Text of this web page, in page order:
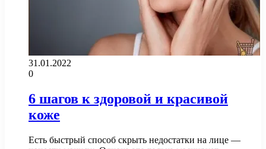
31.01.2022
0
6 шагов к здоровой и красивой
коже
Есть быстрый способ скрыть недостатки на лице —